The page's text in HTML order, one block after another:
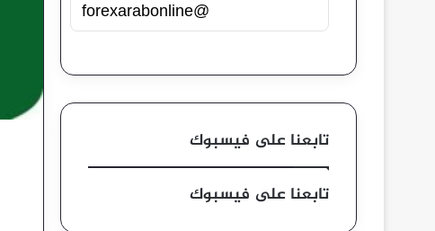
@forexarabonline
تابعنا على فيسبوك
تابعنا على فيسبوك